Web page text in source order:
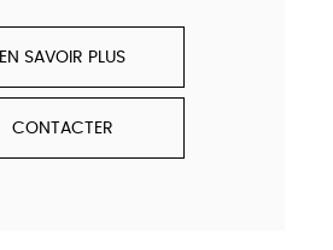
EN SAVOIR PLUS
CONTACTER